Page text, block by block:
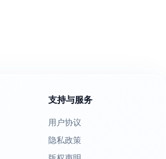
支持与服务
用户协议
隐私政策